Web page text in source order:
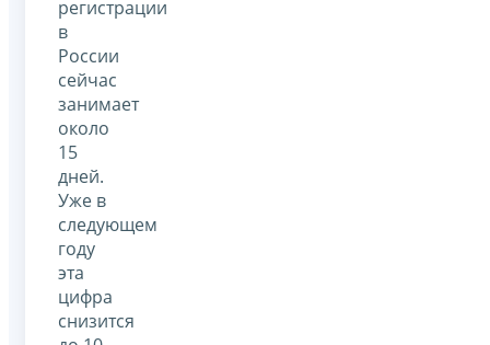
регистрации
в
России
сейчас
занимает
около
15
дней.
Уже в
следующем
году
эта
цифра
снизится